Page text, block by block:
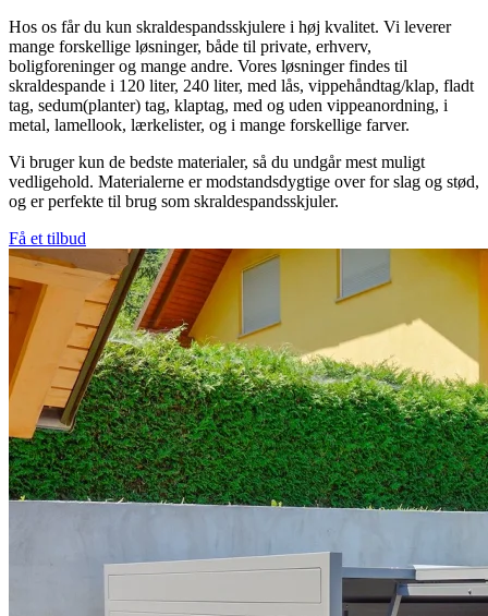
Hos os får du kun skraldespandsskjulere i høj kvalitet. Vi leverer
mange forskellige løsninger, både til private, erhverv,
boligforeninger og mange andre. Vores løsninger findes til
skraldespande i 120 liter, 240 liter, med lås, vippehåndtag/klap, fladt
tag, sedum(planter) tag, klaptag, med og uden vippeanordning, i
metal, lamellook, lærkelister, og i mange forskellige farver.
Vi bruger kun de bedste materialer, så du undgår mest muligt
vedligehold. Materialerne er modstandsdygtige over for slag og stød,
og er perfekte til brug som skraldespandsskjuler.
Få et tilbud